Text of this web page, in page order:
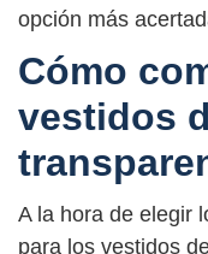
opción más
Cómo
vestidos
A la hora de elegir
para los vestidos